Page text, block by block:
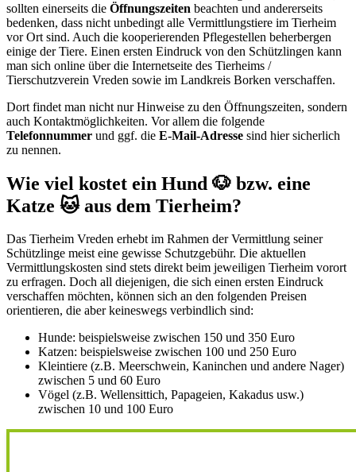
sollten einerseits die Öffnungszeiten beachten und andererseits
bedenken, dass nicht unbedingt alle Vermittlungstiere im Tierheim
vor Ort sind. Auch die kooperierenden Pflegestellen beherbergen
einige der Tiere. Einen ersten Eindruck von den Schützlingen kann
man sich online über die Internetseite des Tierheims /
Tierschutzverein Vreden sowie im Landkreis Borken verschaffen.
Dort findet man nicht nur Hinweise zu den Öffnungszeiten, sondern
auch Kontaktmöglichkeiten. Vor allem die folgende
Telefonnummer und ggf. die E-Mail-Adresse sind hier sicherlich
zu nennen.
Wie viel kostet ein Hund 🐶 bzw. eine
Katze 🐱 aus dem Tierheim?
Das Tierheim Vreden erhebt im Rahmen der Vermittlung seiner
Schützlinge meist eine gewisse Schutzgebühr. Die aktuellen
Vermittlungskosten sind stets direkt beim jeweiligen Tierheim vorort
zu erfragen. Doch all diejenigen, die sich einen ersten Eindruck
verschaffen möchten, können sich an den folgenden Preisen
orientieren, die aber keineswegs verbindlich sind:
Hunde: beispielsweise zwischen 150 und 350 Euro
Katzen: beispielsweise zwischen 100 und 250 Euro
Kleintiere (z.B. Meerschwein, Kaninchen und andere Nager)
zwischen 5 und 60 Euro
Vögel (z.B. Wellensittich, Papageien, Kakadus usw.)
zwischen 10 und 100 Euro